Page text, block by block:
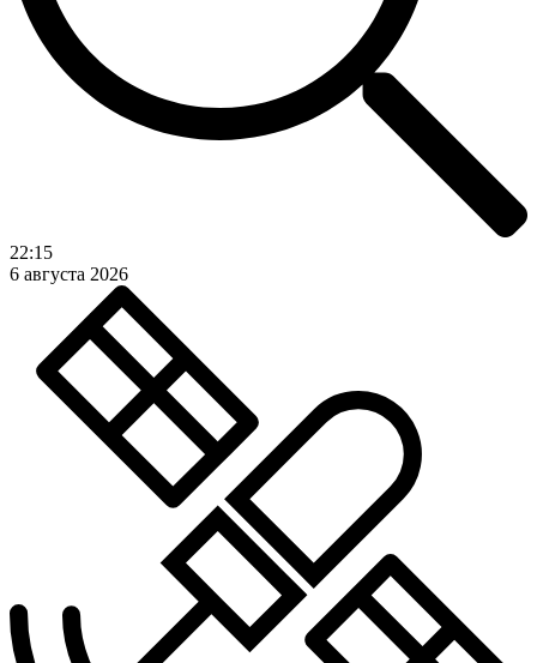
22:15
6 августа 2026